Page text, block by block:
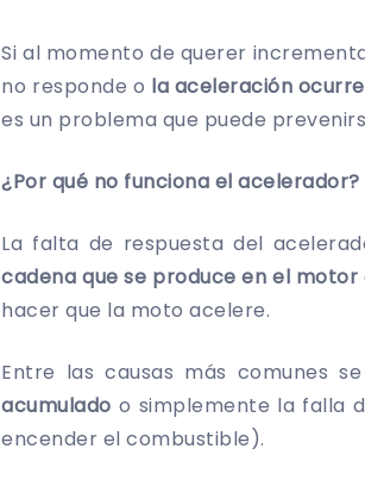
Si al momento de querer
no responde o la aceleración
es un problema que puede
¿Por qué no funciona el acelerador?
La falta de respuesta del
cadena que se produce en el motor
hacer que la moto acelere.
Entre las causas más comunes
acumulado o simplemente la falla
encender el combustible).